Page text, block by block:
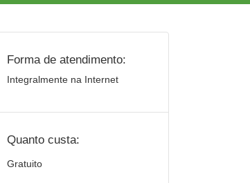
Forma de atendimento:
Integralmente na Internet
Quanto custa:
Gratuito